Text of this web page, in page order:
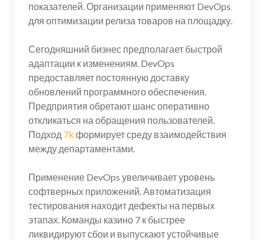
показателей. Организации применяют DevOps
для оптимизации релиза товаров на площадку.
Сегодняшний бизнес предполагает быстрой
адаптации к изменениям. DevOps
предоставляет постоянную доставку
обновлений программного обеспечения.
Предприятия обретают шанс оперативно
откликаться на обращения пользователей.
Подход 7k формирует среду взаимодействия
между департаментами.
Применение DevOps увеличивает уровень
софтверных приложений. Автоматизация
тестирования находит дефекты на первых
этапах. Команды казино 7 к быстрее
ликвидируют сбои и выпускают устойчивые